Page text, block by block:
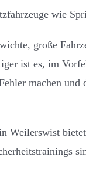
wie
große
ist es, im
machen
Weilerswist